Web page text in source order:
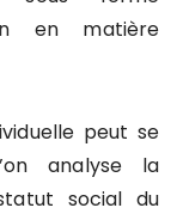
en matière
peut se
analyse la
social du